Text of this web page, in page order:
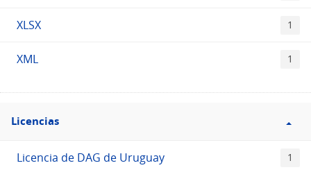
XLSX 1
XML 1
Filtro
Licencias
Licencias
Licencia de DAG de Uruguay 1